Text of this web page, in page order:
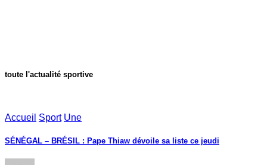
toute l'actualité sportive
Accueil Sport Une
SÉNÉGAL – BRÉSIL : Pape Thiaw dévoile sa liste ce jeudi